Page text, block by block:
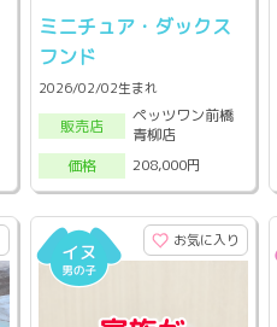
ミニチュア・ダックス
フンド
2026/02/02生まれ
販売店
ペッツワン前橋
青柳店
価格
208,000円
お気に入り